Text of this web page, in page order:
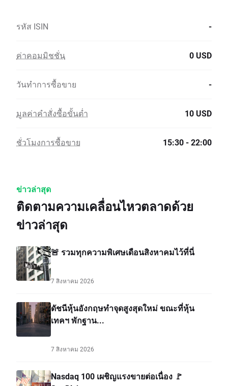
รหัส ISIN -
ค่าคอมมิชชั่น 0 USD
วันทำการซื้อขาย -
มูลค่าคำสั่งซื้อขั้นต่ำ 10 USD
ชั่วโมงการซื้อขาย 15:30 - 22:00
ข่าวล่าสุด
ติดตามความเคลื่อนไหวตลาดด้วย
ข่าวล่าสุด
🚨 รวมทุกความพิเศษเดือนสิงหาคมไว้ที่นี่
7 สิงหาคม 2026
ดัชนีหุ้นอังกฤษทำจุดสูงสุดใหม่ ขณะที่หุ้น
เทคฯ พักฐาน...
7 สิงหาคม 2026
Nasdaq 100 เผชิญแรงขายต่อเนื่อง 🚩